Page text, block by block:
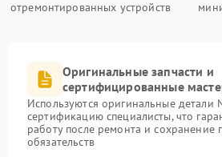
отремонтированных устройств
Оригинальные запчасти и
сертифицированные
Используются оригинальные
сертификацию специалисты, что
работу после ремонта и сохранение
обязательств